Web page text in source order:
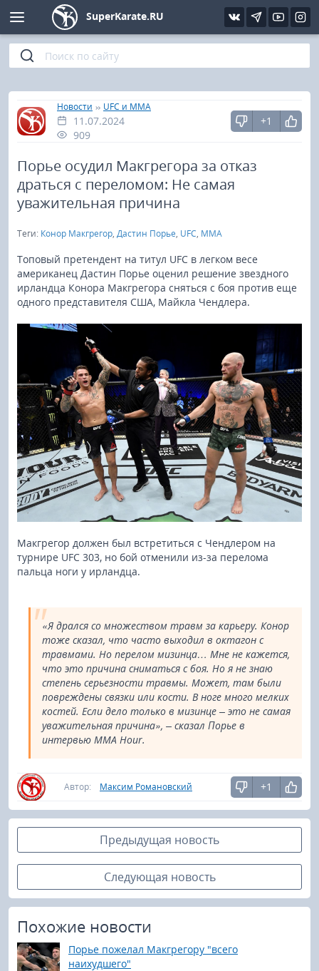
SuperKarate.RU
Главная
»
Новости » UFC и MMA
11.07.2024
909
+1
Порье осудил Макгрегора за отказ
драться с переломом: Не самая
уважительная причина
Теги: Конор Макгрегор, Дастин Порье, UFC, MMA
Топовый претендент на титул UFC в легком весе
американец Дастин Порье оценил решение звездного
ирландца Конора Макгрегора сняться с боя против еще
одного представителя США, Майкла Чендлера.
Макгрегор должен был встретиться с Чендлером на
турнире UFC 303, но бой отменили из-за перелома
пальца ноги у ирландца.
«Я дрался со множеством травм за карьеру. Конор
тоже сказал, что часто выходил в октагон с
травмами. Но перелом мизинца… Мне не кажется,
что это причина сниматься с боя. Но я не знаю
степень серьезности травмы. Может, там были
повреждены связки или кости. В ноге много мелких
костей. Если дело только в мизинце – это не самая
уважительная причина», – сказал Порье в
интервью MMA Hour.
Автор: Максим Романовский +1
Предыдущая новость
Следующая новость
Похожие новости
Порье пожелал Макгрегору "всего
наихудшего"
Киокушинкай
Кёкусин (IFK)
Шинкиокушинкай
Кекусин-кан
Кикбоксинг и K-1
Бокс
UFC и MMA
Муай тай
Фото
Видео
Интервью
Статьи
Уроки каратэ
Файлы
Библиотека